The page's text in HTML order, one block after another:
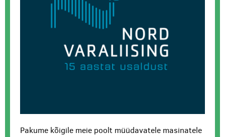
Pakume kõigile meie poolt müüdavatele masinatele